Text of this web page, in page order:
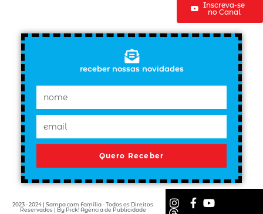
Inscreva-se
no Canal
receber nossas novidades
Quero Receber
2023 - 2024 | Sampa com Família - Todos os Direitos
Reservados | By Pick! Agência de Publicidade